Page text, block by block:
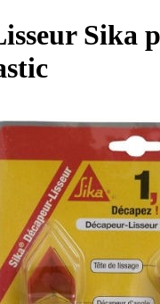
Sika